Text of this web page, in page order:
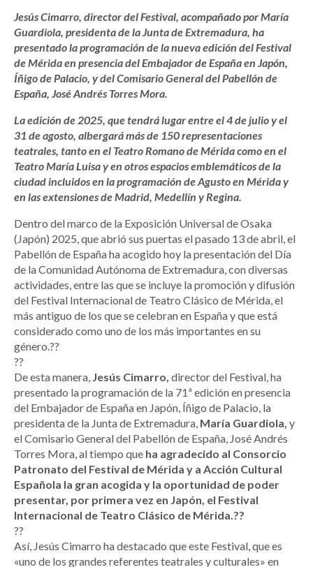
Jesús Cimarro, director del Festival, acompañado por María
Guardiola, presidenta de la Junta de Extremadura, ha
presentado la programación de la nueva edición del Festival
de Mérida en presencia del Embajador de España en Japón,
Íñigo de Palacio, y del Comisario General del Pabellón de
España, José Andrés Torres Mora.
La edición de 2025, que tendrá lugar entre el 4 de julio y el
31 de agosto, albergará más de 150 representaciones
teatrales, tanto en el Teatro Romano de Mérida como en el
Teatro María Luisa y en otros espacios emblemáticos de la
ciudad incluidos en la programación de Agusto en Mérida y
en las extensiones de Madrid, Medellín y Regina.
Dentro del marco de la Exposición Universal de Osaka
(Japón) 2025, que abrió sus puertas el pasado 13 de abril, el
Pabellón de España ha acogido hoy la presentación del Día
de la Comunidad Autónoma de Extremadura, con diversas
actividades, entre las que se incluye la promoción y difusión
del Festival Internacional de Teatro Clásico de Mérida, el
más antiguo de los que se celebran en España y que está
considerado como uno de los más importantes en su
género.??
??
De esta manera, Jesús Cimarro, director del Festival, ha
presentado la programación de la 71ª edición en presencia
del Embajador de España en Japón, Íñigo de Palacio, la
presidenta de la Junta de Extremadura, María Guardiola, y
el Comisario General del Pabellón de España, José Andrés
Torres Mora, al tiempo que ha agradecido al Consorcio
Patronato del Festival de Mérida y a Acción Cultural
Española la gran acogida y la oportunidad de poder
presentar, por primera vez en Japón, el Festival
Internacional de Teatro Clásico de Mérida.??
??
Así, Jesús Cimarro ha destacado que este Festival, que es
«uno de los grandes referentes teatrales y culturales» en